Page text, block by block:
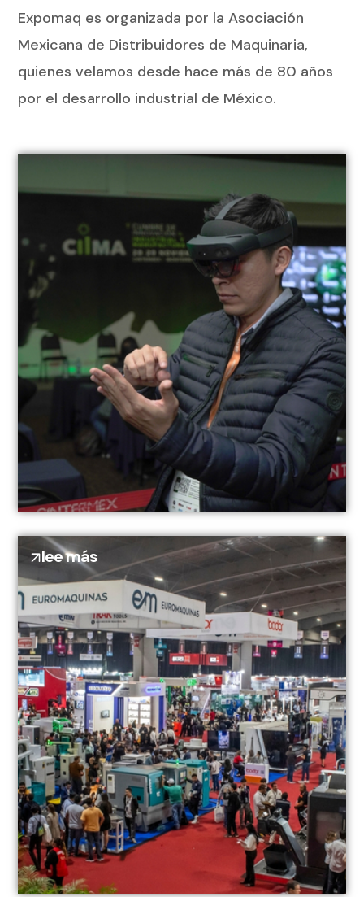
Expomaq es organizada por la Asociación
Mexicana de Distribuidores de Maquinaria,
quienes velamos desde hace más de 80 años
por el desarrollo industrial de México.
lee más